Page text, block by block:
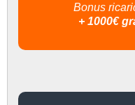
Bonus
+ 1000€